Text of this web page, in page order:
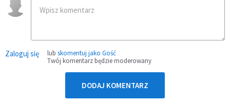
Zaloguj się lub skomentuj jako Gość
Twój komentarz będzie moderowany
DODAJ KOMENTARZ